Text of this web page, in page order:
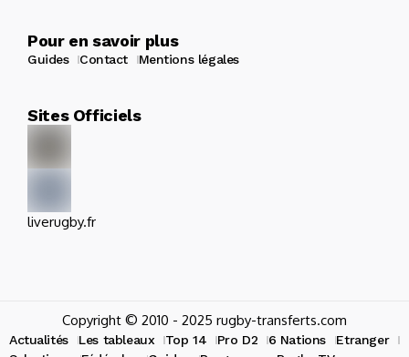
Pour en savoir plus
Guides Contact Mentions légales
Sites Officiels
liverugby.fr
Copyright © 2010 - 2025 rugby-transferts.com
Actualités Les tableaux Top 14 Pro D2 6 Nations
Etranger